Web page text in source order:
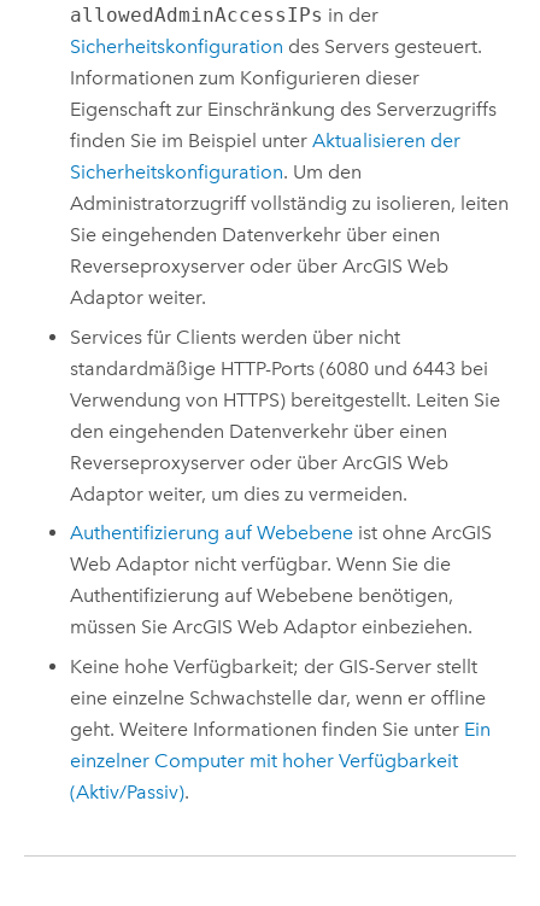
allowedAdminAccessIPs in der
Sicherheitskonfiguration des Servers gesteuert.
Informationen zum Konfigurieren dieser
Eigenschaft zur Einschränkung des Serverzugriffs
finden Sie im Beispiel unterAktualisieren der
Sicherheitskonfiguration. Um den
Administratorzugriff vollständig zu isolieren, leiten
Sie eingehenden Datenverkehr über einen
Reverseproxyserver oder überArcGIS Web
Adaptor weiter.
Services für Clients werden über nicht
standardmäßige HTTP-Ports (6080 und 6443 bei
Verwendung von HTTPS) bereitgestellt. Leiten Sie
den eingehenden Datenverkehr über einen
Reverseproxyserver oder überArcGIS Web
Adaptor weiter, um dies zu vermeiden.
Authentifizierung auf Webebene ist ohneArcGIS
Web Adaptor nicht verfügbar. Wenn Sie die
Authentifizierung auf Webebene benötigen,
müssen SieArcGIS Web Adaptor einbeziehen.
Keine hohe Verfügbarkeit; der GIS-Server stellt
eine einzelne Schwachstelle dar, wenn er offline
geht. Weitere Informationen finden Sie unter Ein
einzelner Computer mit hoher Verfügbarkeit
(Aktiv/Passiv).